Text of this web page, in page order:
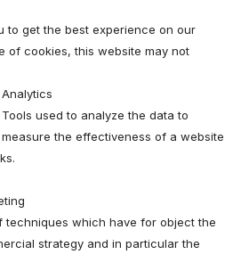
to get the best experience on our
of cookies, this website may not
Analytics
Tools used to analyze the data to
measure the effectiveness of a website
techniques which have for object the
strategy and in particular the